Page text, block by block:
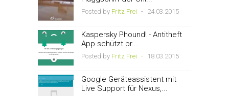
Posted by Fritz Frei - 24.03.2015
Kaspersky Phound! - Antitheft
App schützt pr...
Posted by Fritz Frei - 18.03.2015
Google Geräteassistent mit
Live Support für Nexus,...